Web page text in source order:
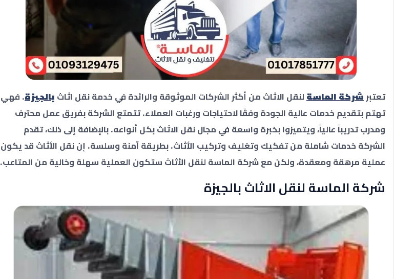
تعتبر شركة الماسة لنقل الاثاث من أكثر الشركات الموثوقة والرائدة في خدمة نقل اثاث بالجيزة. فهي
تهتم بتقديم خدمات عالية الجودة وفقًا لاحتياجات ورغبات العملاء. تتمتع الشركة بفريق عمل محترف
ومدرب تدريباً عالياً، ويتميزوا بخبرة واسعة في مجال نقل الاثاث بكل أنواعه. بالإضافة إلى ذلك، تقدم
الشركة خدمات شاملة من تفكيك وتغليف وتركيب الأثاث. بطريقة آمنة وسلسة. إن نقل الأثاث قد يكون
عملية مرهقة ومعقدة، ولكن مع شركة الماسة لنقل الأثاث ستكون العملية سهلة وخالية من المتاعب.
شركة الماسة لنقل الاثاث بالجيزة